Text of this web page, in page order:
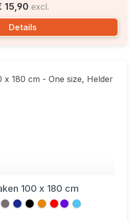
15,90 excl.
Details
100 x 180 cm